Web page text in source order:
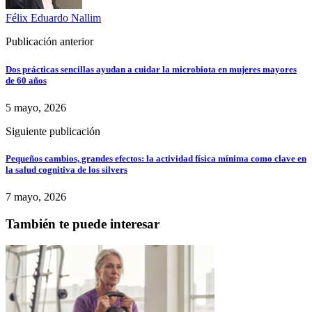
Félix Eduardo Nallim
Publicación anterior
Dos prácticas sencillas ayudan a cuidar la microbiota en mujeres mayores
de 60 años
5 mayo, 2026
Siguiente publicación
Pequeños cambios, grandes efectos: la actividad física mínima como clave en
la salud cognitiva de los silvers
7 mayo, 2026
También te puede interesar